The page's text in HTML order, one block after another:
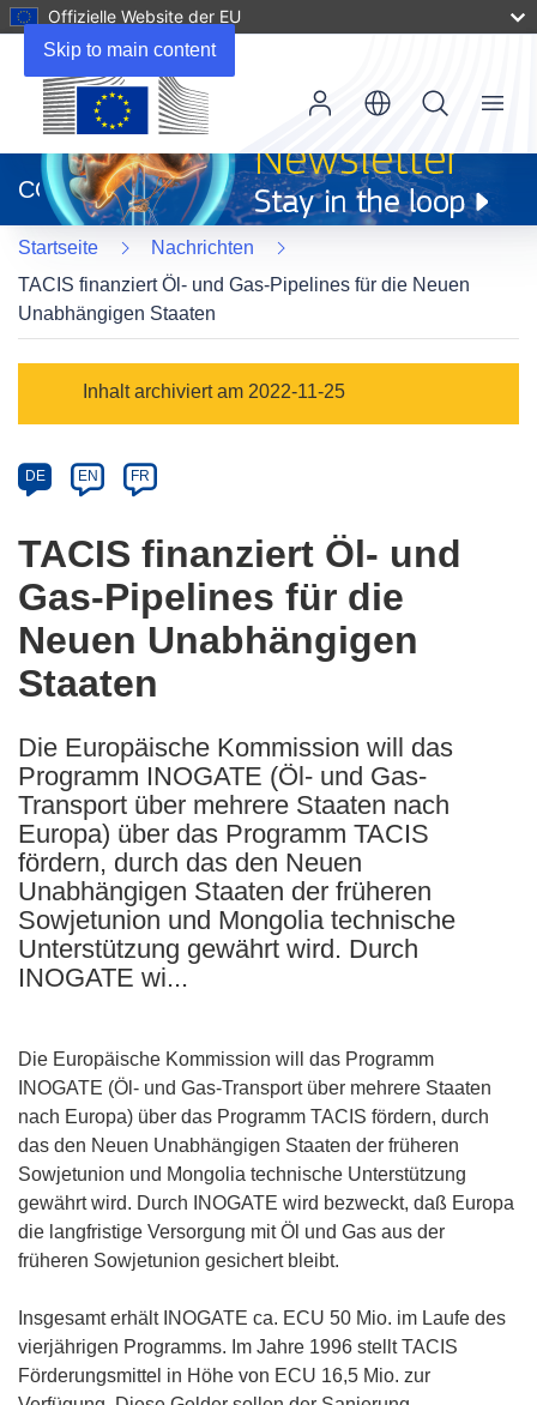
Skip to main content
Offizielle Website der EU
neuem
Fenster)
CORDIS
Menu
Startseite
Nachrichten
TACIS finanziert Öl- und Gas-Pipelines für die Neuen
Unabhängigen Staaten
Category
Inhalt archiviert am 2022-11-25
Article
available
the
following
languages:
DE EN FR
TACIS finanziert Öl- und
Gas-Pipelines für die
Neuen Unabhängigen
Staaten
Die Europäische Kommission will das
Programm INOGATE (Öl- und Gas-
Transport über mehrere Staaten nach
Europa) über das Programm TACIS
fördern, durch das den Neuen
Unabhängigen Staaten der früheren
Sowjetunion und Mongolia technische
Unterstützung gewährt wird. Durch
INOGATE wi...
Die Europäische Kommission will das Programm
INOGATE (Öl- und Gas-Transport über mehrere Staaten
nach Europa) über das Programm TACIS fördern, durch
das den Neuen Unabhängigen Staaten der früheren
Sowjetunion und Mongolia technische Unterstützung
gewährt wird. Durch INOGATE wird bezweckt, daß Europa
die langfristige Versorgung mit Öl und Gas aus der
früheren Sowjetunion gesichert bleibt.
Insgesamt erhält INOGATE ca. ECU 50 Mio. im Laufe des
vierjährigen Programms. Im Jahre 1996 stellt TACIS
Förderungsmittel in Höhe von ECU 16,5 Mio. zur